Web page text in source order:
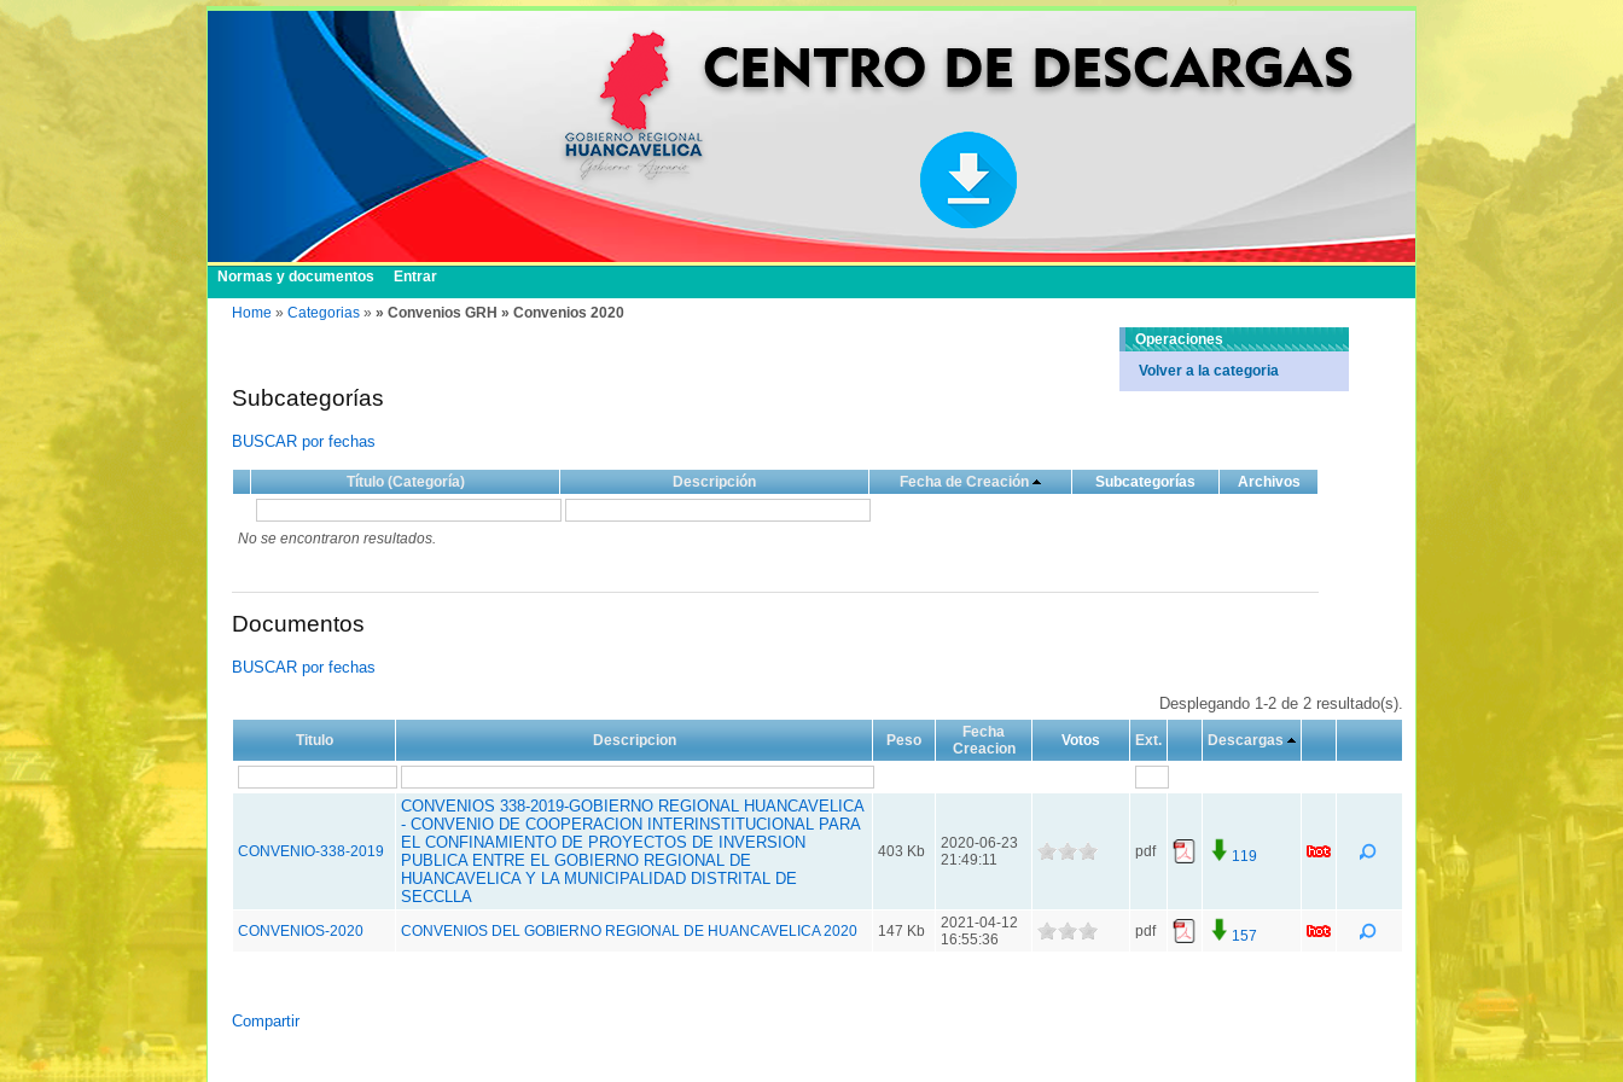
Normas y documentos Entrar
Home » Categorias » » Convenios GRH » Convenios 2020
Subcategorías
BUSCAR por fechas
Título (Categoría) Descripción Fecha de Creación Subcategorías Archivos
No se encontraron resultados.
Documentos
BUSCAR por fechas
Desplegando 1-2 de 2 resultado(s).
Titulo Descripcion Peso
Fecha
Creacion
Votos Ext. Descargas
CONVENIO-338-2019
CONVENIOS 338-2019-GOBIERNO REGIONAL HUANCAVELICA
- CONVENIO DE COOPERACION INTERINSTITUCIONAL PARA
EL CONFINAMIENTO DE PROYECTOS DE INVERSION
PUBLICA ENTRE EL GOBIERNO REGIONAL DE
HUANCAVELICA Y LA MUNICIPALIDAD DISTRITAL DE
SECCLLA
403 Kb
2020-06-23
21:49:11
pdf 119
CONVENIOS-2020 CONVENIOS DEL GOBIERNO REGIONAL DE HUANCAVELICA 2020 147 Kb
2021-04-12
16:55:36
pdf 157
Compartir
Operaciones
Volver a la categoria